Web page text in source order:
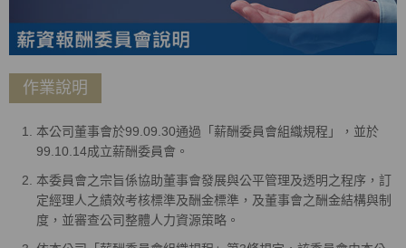
作業說明
本公司董事會於99.09.30通過「薪酬委員會組織規程」，並於
99.10.14成立薪酬委員會。
本委員會之宗旨係協助董事會發展與公平管理及透明之程序，訂
定經理人之績效考核標準及酬金標準，及董事會之酬金結構與制
度，並審查公司整體人力資源策略。